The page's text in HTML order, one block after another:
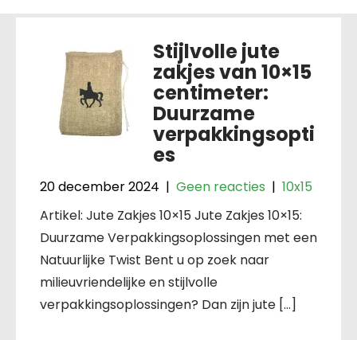
Stijlvolle jute
zakjes van 10×15
centimeter:
Duurzame
verpakkingsopti
es
20 december 2024 | Geen reacties | 10x15
Artikel: Jute Zakjes 10×15 Jute Zakjes 10×15:
Duurzame Verpakkingsoplossingen met een
Natuurlijke Twist Bent u op zoek naar
milieuvriendelijke en stijlvolle
verpakkingsoplossingen? Dan zijn jute […]